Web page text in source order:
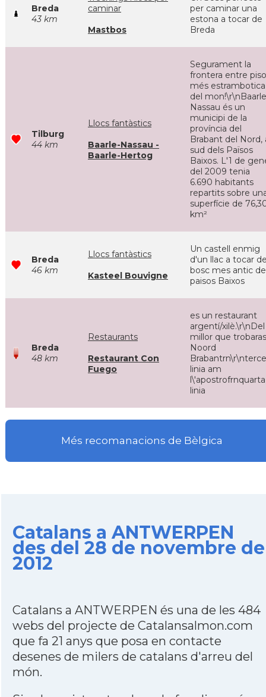
Breda
43 km
caminar
Mastbos
per caminar una
estona a tocar de
Breda
Tilburg
44 km
Llocs fantàstics
Baarle-Nassau -
Baarle-Hertog
Segurament la
frontera entre
més estrambotica
del
Nassau és un
municipi de la
província del
Brabant del Nord,
sud dels Països
Baixos. L'1 de
del 2009 tenia
6.690 habitants
repartits sobre
superfície de
km²
Breda
46 km
Llocs fantàstics
Kasteel Bouvigne
Un castell enmig
d'un llac a tocar
bosc mes antic
paisos Baixos
Breda
48 km
Restaurants
Restaurant Con
Fuego
es un restaurant
argentí/xilè.\r\nDel
millor que
Noord
linia am
l\'apostrofrnquarta
linia
Més recomanacions de Bèlgica
Catalans a ANTWERPEN
des del 28 de novembre
2012
Catalans a ANTWERPEN és una de les 484
webs del projecte de Catalansalmon.com
que fa 21 anys que posa en contacte
desenes de milers de catalans d'arreu del
món.